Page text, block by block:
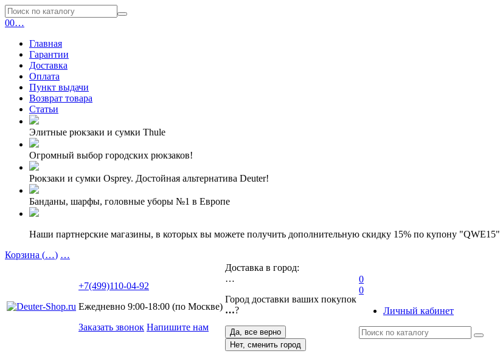
00…
Главная
Гарантии
Доставка
Оплата
Пункт выдачи
Возврат товара
Статьи
Элитные рюкзаки и сумки Thule
Огромный выбор городских рюкзаков!
Рюкзаки и сумки Osprey. Достойная альтернатива Deuter!
Банданы, шарфы, головные уборы №1 в Европе
Наши партнерские магазины, в которых вы можете получить дополнительную скидку 15% по купону "QWE15"
Корзина (…) …
+7(499)110-04-92
Ежедневно 9:00-18:00 (по Москве)
Заказать звонок Напишите нам
Доставка в город:
…
Город доставки ваших покупок
…?
Да, все верно
Нет, сменить город
0
0
Личный кабинет